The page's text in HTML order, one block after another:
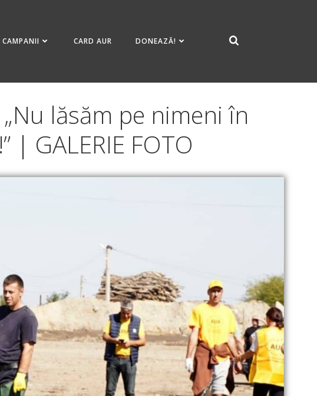
CAMPANII CARD AUR DONEAZĂ!
lăsăm pe nimeni în
GALERIE FOTO